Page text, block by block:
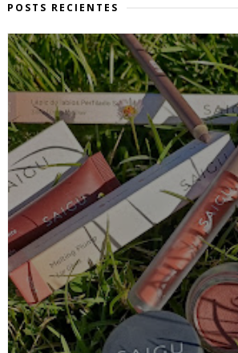
POSTS RECIENTES